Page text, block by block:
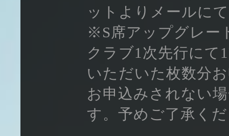
ットよりメールに
※S席アップグレー
クラブ1次先行にて
いただいた枚数分
お申込みされない
す。予めご了承く